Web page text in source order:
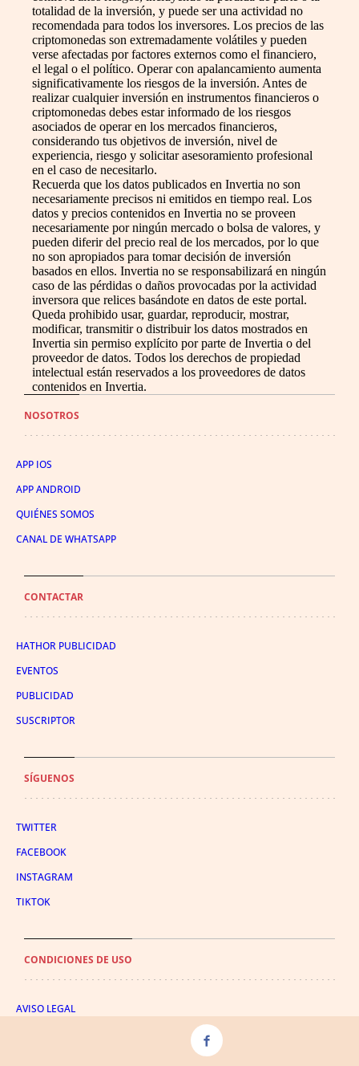
totalidad de la inversión, y puede ser una actividad no
recomendada para todos los inversores. Los precios de las
criptomonedas son extremadamente volátiles y pueden
verse afectadas por factores externos como el financiero,
el legal o el político. Operar con apalancamiento aumenta
significativamente los riesgos de la inversión. Antes de
realizar cualquier inversión en instrumentos financieros o
criptomonedas debes estar informado de los riesgos
asociados de operar en los mercados financieros,
considerando tus objetivos de inversión, nivel de
experiencia, riesgo y solicitar asesoramiento profesional
en el caso de necesitarlo.
Recuerda que los datos publicados en Invertia no son
necesariamente precisos ni emitidos en tiempo real. Los
datos y precios contenidos en Invertia no se proveen
necesariamente por ningún mercado o bolsa de valores, y
pueden diferir del precio real de los mercados, por lo que
no son apropiados para tomar decisión de inversión
basados en ellos. Invertia no se responsabilizará en ningún
caso de las pérdidas o daños provocadas por la actividad
inversora que relices basándote en datos de este portal.
Queda prohibido usar, guardar, reproducir, mostrar,
modificar, transmitir o distribuir los datos mostrados en
Invertia sin permiso explícito por parte de Invertia o del
proveedor de datos. Todos los derechos de propiedad
intelectual están reservados a los proveedores de datos
contenidos en Invertia.
NOSOTROS
APP IOS
APP ANDROID
QUIÉNES SOMOS
CANAL DE WHATSAPP
CONTACTAR
HATHOR PUBLICIDAD
EVENTOS
PUBLICIDAD
SUSCRIPTOR
SÍGUENOS
TWITTER
FACEBOOK
INSTAGRAM
TIKTOK
CONDICIONES DE USO
AVISO LEGAL